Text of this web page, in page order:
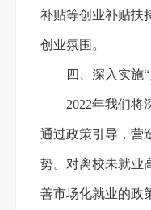
补贴等创业补贴扶
创业氛围。
四、深入实施
2022年我们将
通过政策引导，营
势。对离校未就业
善市场化就业的政